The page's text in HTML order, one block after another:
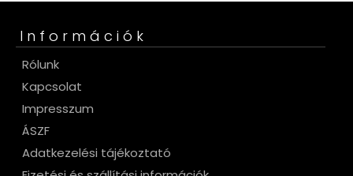
Információk
Rólunk
Kapcsolat
Impresszum
ÁSZF
Adatkezelési tájékoztató